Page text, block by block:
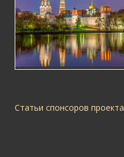
Статьи спонсоров проекта